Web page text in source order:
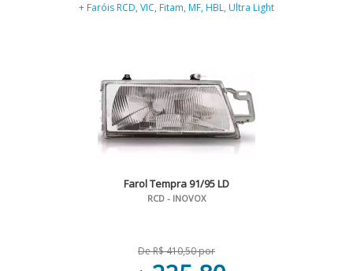
+ Faróis RCD, VIC, Fitam, MF, HBL, Ultra Light
Farol Tempra 91/95 LD
RCD - INOVOX
De R$ 410,50 por